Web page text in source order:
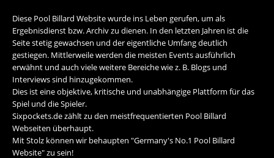
Diese Pool Billard Website wurde ins Leben gerufen, um als
Ergebnisdienst bzw. Archiv zu dienen. In den letzten Jahren ist die
Seite stetig gewachsen und der eigentliche Umfang deutlich
gestiegen. Mittlerweile werden die meisten Events ausführlich
erwähnt und auch viele weitere Bereiche wie z. B. Blogs und
Interviews sind hinzugekommen.
Dies ist eine objektive, kritische und unabhängige Plattform für das
Spiel und die Spieler.
Sixpockets.de zählt zu den meistfrequentierten Pool Billard
Webseiten überhaupt.
Mit Stolz können wir behaupten "Germany's No.1 Pool Billard
Website" zu sein!